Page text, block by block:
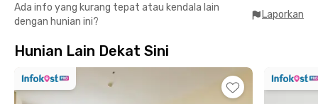
memudahkan mobilitas ke berbagai area di Bandung.
huni, cocok untuk kamu yang ingin langsung tinggal tanpa ribet.
Fasilitas di dalam unit termasuk AC, TV, serta kamar mandi
pribadi yang dilengkapi water heater untuk menunjang
kenyamanan sehari-hari.
Ada info yang kurang tepat atau kendala lain
dengan hunian ini?
Laporkan
Hunian Lain Dekat Sini